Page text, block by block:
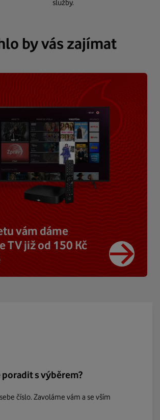
služby.
by vás zajímat
vám dáme
TV již od 150 Kč
s výběrem?
číslo. Zavoláme vám a se vším